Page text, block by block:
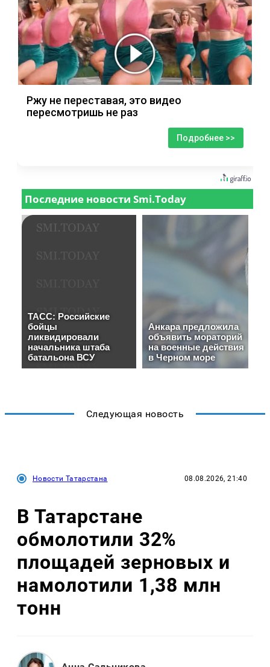
Ржу не переставая, это видео
пересмотришь не раз
Подробнее >>
Следующая новость
Новости Татарстана 08.08.2026, 21:40
В Татарстане
обмолотили 32%
площадей зерновых и
намолотили 1,38 млн
тонн